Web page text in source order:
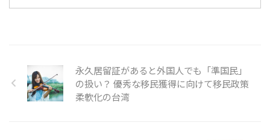
永久居留証があると外国人でも「準国民」
の扱い？ 優秀な移民獲得に向けて移民政策
柔軟化の台湾